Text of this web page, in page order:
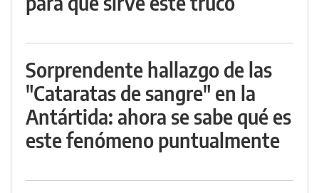
Sorprendente hallazgo de las
"Cataratas de sangre" en la
Antártida: ahora se sabe qué es
este fenómeno puntualmente